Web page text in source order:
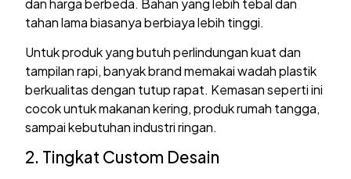
tahan lama biasanya berbiaya lebih tinggi.
Untuk produk yang butuh perlindungan kuat dan
tampilan rapi, banyak brand memakai wadah plastik
berkualitas dengan tutup rapat. Kemasan seperti ini
cocok untuk makanan kering, produk rumah tangga,
sampai kebutuhan industri ringan.
2. Tingkat Custom Desain